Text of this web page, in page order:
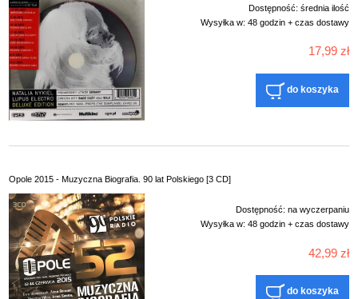
Dostępność: średnia ilość
Wysyłka w: 48 godzin + czas dostawy
17,99 zł
do koszyka
Opole 2015 - Muzyczna Biografia. 90 lat Polskiego [3 CD]
Dostępność: na wyczerpaniu
Wysyłka w: 48 godzin + czas dostawy
42,99 zł
do koszyka